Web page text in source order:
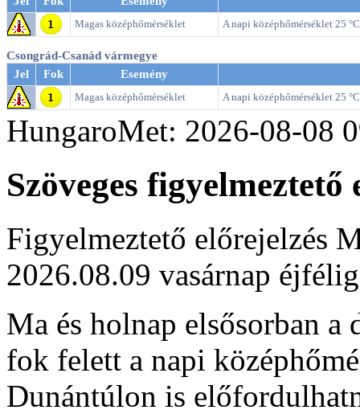
Magas középhőmérséklet A napi középhőmérséklet 25
Csongrád-Csanád vármegye
Jel
Fok Esemény
Magas középhőmérséklet A napi középhőmérséklet 25
HungaroMet: 2026-08-08
Szöveges figyelmeztető
Figyelmeztető előrejelzés
2026.08.09 vasárnap éjfélig
Ma és holnap elsősorban
fok felett a napi
Dunántúlon is